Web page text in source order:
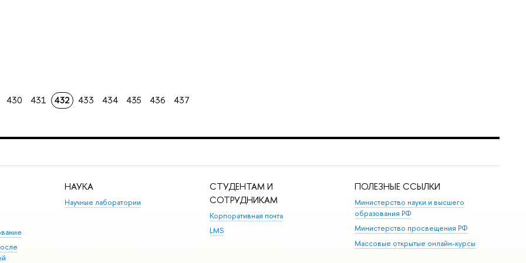
430 431 432 433 434 435 436 437
НАУКА
Научные лаборатории
СТУДЕНТАМ И
СОТРУДНИКАМ
Корпоративная почта
LMS
ПОЛЕЗНЫЕ ССЫЛКИ
Министерство науки и высшего
образования РФ
Министерство просвещения РФ
Массовые открытые онлайн-курсы